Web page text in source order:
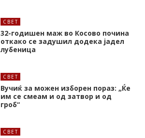
СВЕТ
32-годишен маж во Косово почина
откако се задушил додека јадел
лубеница
СВЕТ
Вучиќ за можен изборен пораз: „Ќе
им се смеам и од затвор и од
гроб“
СВЕТ